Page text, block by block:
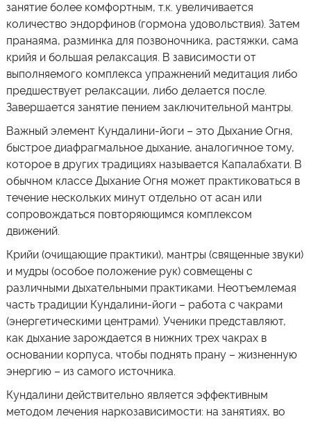
занятие более комфортным, т.к. увеличивается
количество эндорфинов (гормона удовольствия). Затем
пранаяма, разминка для позвоночника, растяжки, сама
крийя и большая релаксация. В зависимости от
выполняемого комплекса упражнений медитация либо
предшествует релаксации, либо делается после.
Завершается занятие пением заключительной мантры.
Важный элемент Кундалини-йоги – это Дыхание Огня,
быстрое диафрагмальное дыхание, аналогичное тому,
которое в других традициях называется Капалабхати. В
обычном классе Дыхание Огня может практиковаться в
течение нескольких минут отдельно от асан или
сопровождаться повторяющимся комплексом
движений.
Крийи (очищающие практики), мантры (священные звуки)
и мудры (особое положение рук) совмещены с
различными дыхательными практиками. Неотъемлемая
часть традиции Кундалини-йоги – работа с чакрами
(энергетическими центрами). Ученики представляют,
как дыхание зарождается в нижних трех чакрах в
основании корпуса, чтобы поднять прану – жизненную
энергию – из самого источника.
Кундалини действительно является эффективным
методом лечения наркозависимости: на занятиях, во